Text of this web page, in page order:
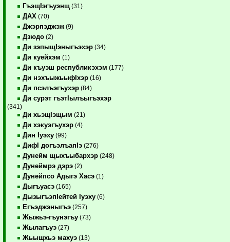
ГъэщIэгъуэнщ (31)
ДАХ (70)
Джэрпэджэж (9)
Дзюдо (2)
Ди зэпыщIэныгъэхэр (34)
Ди куейхэм (1)
Ди къуэш республикэхэм (177)
Ди нэхъыжьыфIхэр (16)
Ди псэлъэгъухэр (84)
Ди сурэт гъэтIылъыгъэхэр
(341)
Ди хьэщIэщым (21)
Ди хэкуэгъухэр (4)
Дин Iуэху (99)
ДифI догъэлъапIэ (276)
Дунейм щыхъыбархэр (248)
Дунеймрэ дэрэ (2)
Дунейпсо Адыгэ Хасэ (1)
Дыгъуасэ (165)
ДызыгъэпIейтей Iуэху (6)
Егъэджэныгъэ (257)
Жыжьэ-гъунэгъу (73)
Жылагъуэ (27)
Жьыщхьэ махуэ (13)